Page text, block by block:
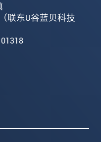
联东U谷蓝贝科技